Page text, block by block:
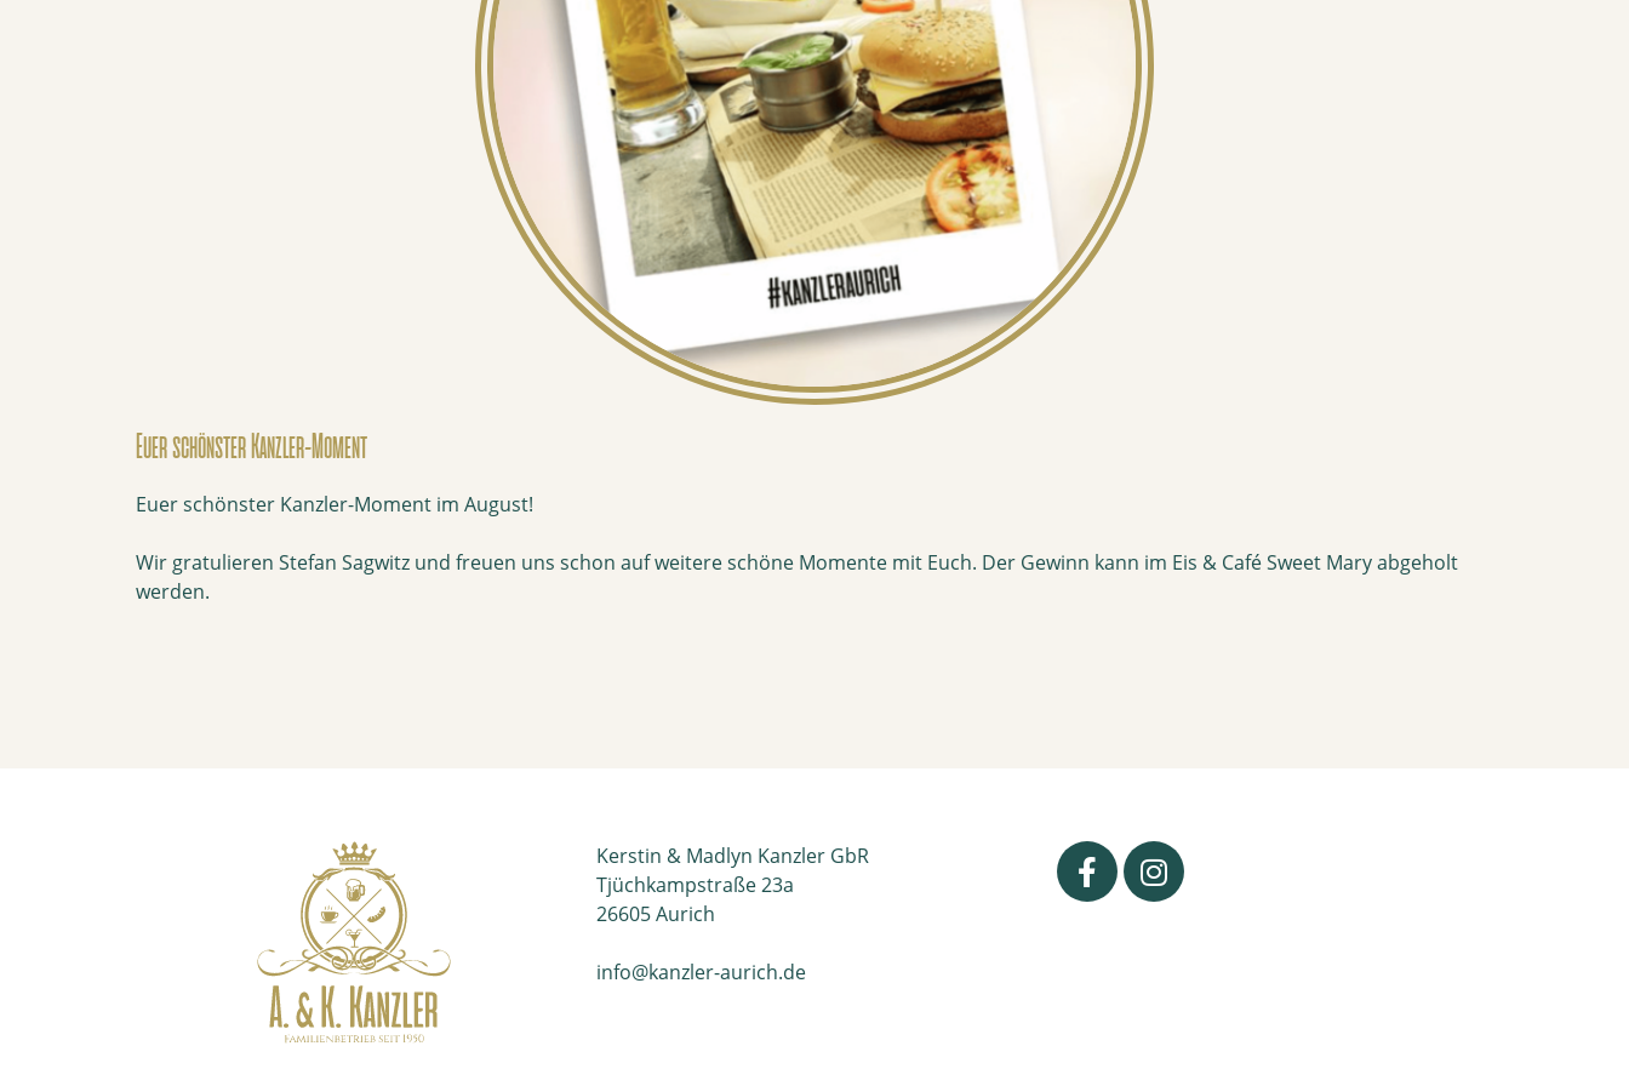
Euer schönster Kanzler-Moment
Euer schönster Kanzler-Moment im August!
Wir gratulieren Stefan Sagwitz und freuen uns schon auf weitere schöne Momente mit Euch. Der Gewinn kann im Eis & Café Sweet Mary abgeholt
werden.
Kerstin & Madlyn Kanzler GbR
Tjüchkampstraße 23a
26605 Aurich
info@kanzler-aurich.de